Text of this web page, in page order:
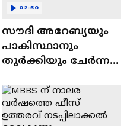
സൗദി അറേബ്യയും
പാകിസ്ഥാനും
തുർക്കിയും ചേർന്ന
| Saudi Arabia |
Pakistan|Turkey
02:50